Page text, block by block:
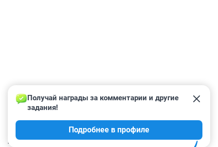
КОММЕНТАРИИ 1
Получай награды за комментарии и другие
задания!
Подробнее в профиле